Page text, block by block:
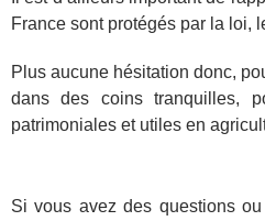
France sont protégés par la loi,
Plus aucune hésitation donc,
dans des coins tranquilles,
patrimoniales et utiles en
Si vous avez des questions